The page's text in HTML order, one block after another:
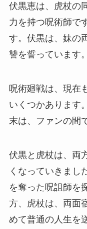
伏黒恵は、虎杖の
力を持つ呪術師で
す。伏黒は、妹の
讐を誓っています。
呪術廻戦は、現在
いくつかあります
末は、ファンの間
伏黒と虎杖は、両
くなっていきまし
を奪った呪詛師を
方、虎杖は、両面
めて普通の人生を